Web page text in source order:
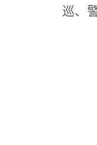
巡、